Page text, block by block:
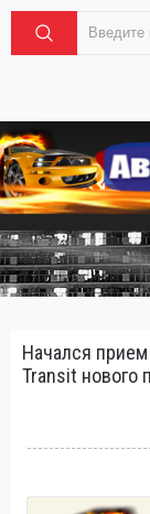
Начался
Transit нового